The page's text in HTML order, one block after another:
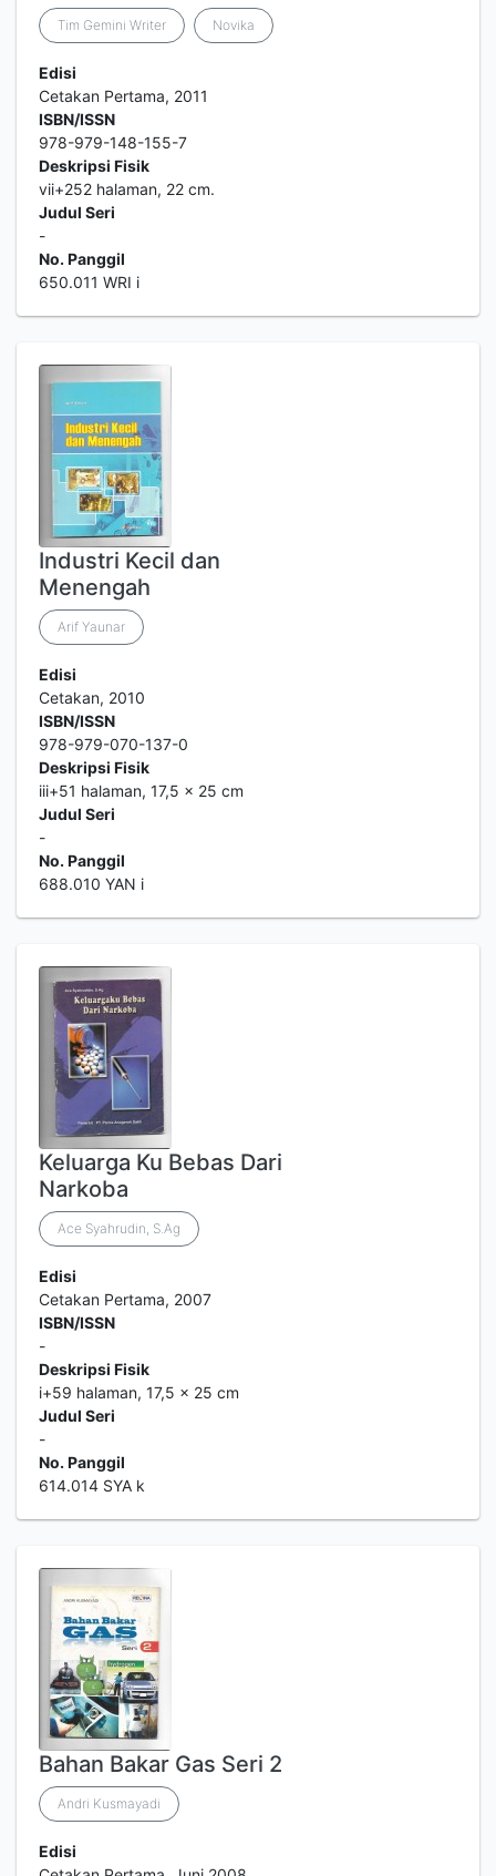
Tim Gemini Writer Novika
Edisi
Cetakan Pertama, 2011
ISBN/ISSN
978-979-148-155-7
Deskripsi Fisik
vii+252 halaman, 22 cm.
Judul Seri
-
No. Panggil
650.011 WRI i
Industri Kecil dan
Menengah
Arif Yaunar
Edisi
Cetakan, 2010
ISBN/ISSN
978-979-070-137-0
Deskripsi Fisik
iii+51 halaman, 17,5 x 25 cm
Judul Seri
-
No. Panggil
688.010 YAN i
Keluarga Ku Bebas Dari
Narkoba
Ace Syahrudin, S.Ag
Edisi
Cetakan Pertama, 2007
ISBN/ISSN
-
Deskripsi Fisik
i+59 halaman, 17,5 x 25 cm
Judul Seri
-
No. Panggil
614.014 SYA k
Bahan Bakar Gas Seri 2
Andri Kusmayadi
Edisi